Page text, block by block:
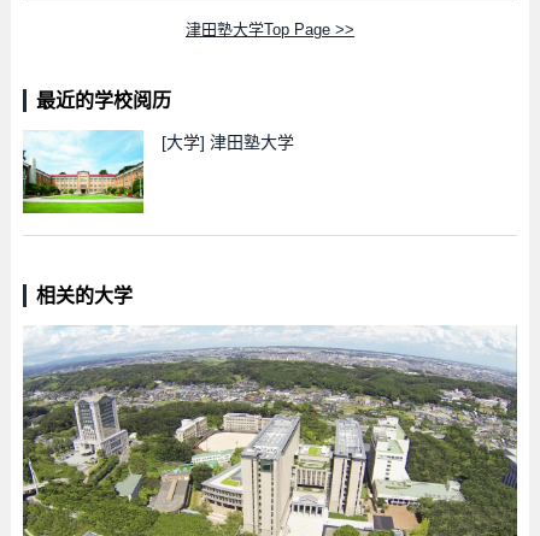
津田塾大学Top Page >>
最近的学校阅历
[大学] 津田塾大学
相关的大学